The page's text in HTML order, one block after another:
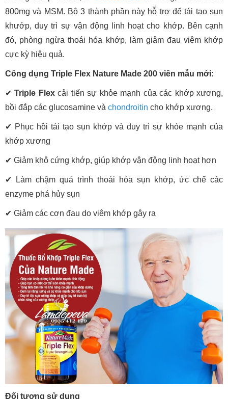
800mg và MSM. Bộ 3 thành phần này hỗ trợ để tái tạo sụn
khướp, duy trì sự vận động linh hoạt cho khớp. Bên cạnh
đó, phòng ngừa thoái hóa khớp, làm giảm đau viêm khớp
cực kỳ hiệu quả.
Công dụng Triple Flex Nature Made 200 viên mẫu mới:
✔Triple Flexcải tiến sự khỏe mạnh của các khớp xương,
bồi đắp các glucosamine và chondroitin cho khớp xương.
✔ Phục hồi tái tạo sụn khớp và duy trì sự khỏe mạnh của
khớp xương
✔ Giảm khô cứng khớp, giúp khớp vận động linh hoạt hơn
✔ Làm chậm quá trình thoái hóa sụn khớp, ức chế các
enzyme phá hủy sụn
✔ Giảm các cơn đau do viêm khớp gây ra
Đối tượng sử dụng